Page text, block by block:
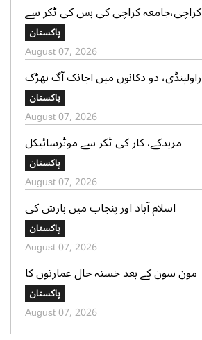
کراچی،جامعہ کراچی کی بس کی ٹکر سے
موٹر سائیکل سوار لڑکی جاں بحق،ڈرائیور
گرفتار
پاکستان
August 07, 2026
راولپنڈی، دو دکانوں میں اچانک آگ بھڑک
اٹھی، ریسکیو کی بروقت کارروائی، بڑا
نقصان ٹل گیا
پاکستان
August 07, 2026
مریدکے، کار کی ٹکر سے موٹرسائیکل
سوار 2 دوست جاں بحق، بچہ شدید
زخمی
پاکستان
August 07, 2026
اسلام آباد اور پنجاب میں بارش کی
پیشگوئی، کراچی میں بوندا باندی کا
امکان
پاکستان
August 07, 2026
مون سون کے بعد خستہ حال عمارتوں کا
سروے کرایا جائے، وزیراعلی پنجاب کی
ہدایت
پاکستان
August 07, 2026